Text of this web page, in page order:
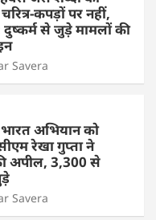
कपड़ों पर नहीं,
से जुड़े मामलों की
Savera
अभियान को
रेखा गुप्ता ने
अपील, 3,300 से
Savera